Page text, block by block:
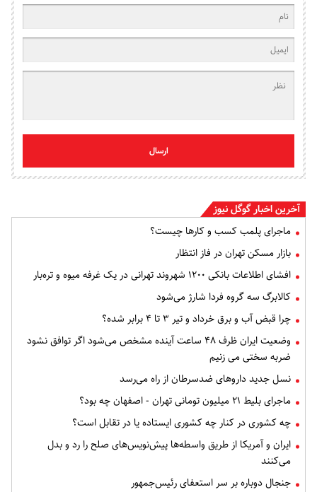
ارسال
آخرین اخبار گوگل نیوز
ماجرای پلمب کسب و کارها چیست؟
بازار مسکن تهران در فاز انتظار
افشای اطلاعات بانکی ۱۲۰۰ شهروند تهرانی در یک غرفه میوه و تره‌بار
کالابرگ سه گروه فردا شارژ می‌شود
چرا قبض آب و برق خرداد و تیر ۳ تا ۴ برابر شده؟
وضعیت ایران ظرف ۴۸ ساعت آینده مشخص می‌شود اگر توافق نشود
ضربه سختی می زنیم
نسل جدید داروهای ضدسرطان از راه می‌رسد
ماجرای بلیط ۲۱ میلیون تومانی تهران - اصفهان چه بود؟
چه کشوری در کنار چه کشوری ایستاده یا در تقابل است؟
ایران و آمریکا از طریق واسطه‌ها پیش‌نویس‌های صلح را رد و بدل
می‌کنند
جنجال دوباره بر سر استعفای رئیس‌جمهور